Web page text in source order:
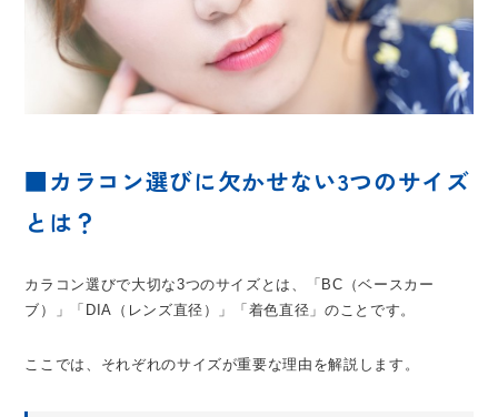
■カラコン選びに欠かせない3つのサイズ
とは？
カラコン選びで大切な3つのサイズとは、「BC（ベースカー
ブ）」「DIA（レンズ直径）」「着色直径」のことです。
ここでは、それぞれのサイズが重要な理由を解説します。